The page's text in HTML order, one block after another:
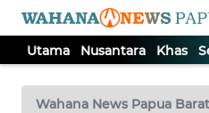
Utama Nusantara Khas
Wahana News Papua Barat
TV
Tutup